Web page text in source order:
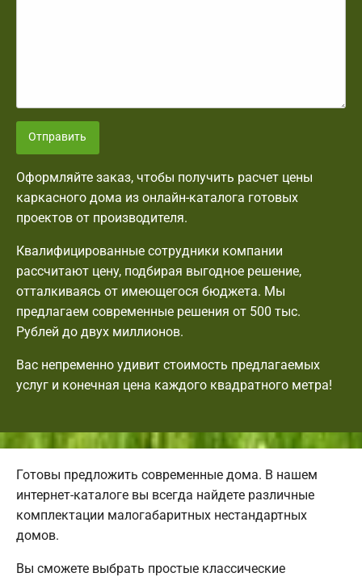
Отправить
Оформляйте заказ, чтобы получить расчет цены
каркасного дома из онлайн-каталога готовых
проектов от производителя.
Квалифицированные сотрудники компании
рассчитают цену, подбирая выгодное решение,
отталкиваясь от имеющегося бюджета. Мы
предлагаем современные решения от 500 тыс.
Рублей до двух миллионов.
Вас непременно удивит стоимость предлагаемых
услуг и конечная цена каждого квадратного метра!
Готовы предложить современные дома. В нашем
интернет-каталоге вы всегда найдете различные
комплектации малогабаритных нестандартных
домов.
Вы сможете выбрать простые классические